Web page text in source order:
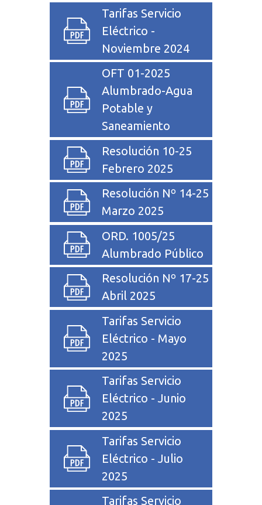
Tarifas Servicio
Eléctrico -
Noviembre 2024
OFT 01-2025
Alumbrado-Agua
Potable y
Saneamiento
Resolución 10-25
Febrero 2025
Resolución Nº 14-25
Marzo 2025
ORD. 1005/25
Alumbrado Público
Resolución Nº 17-25
Abril 2025
Tarifas Servicio
Eléctrico - Mayo
2025
Tarifas Servicio
Eléctrico - Junio
2025
Tarifas Servicio
Eléctrico - Julio
2025
Tarifas Servicio